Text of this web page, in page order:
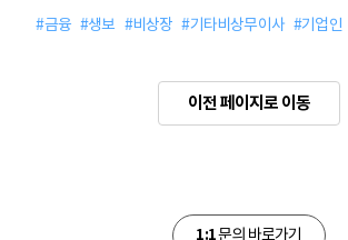
#금융 #생보 #비상장 #기타비상무이사 #기업인
이전 페이지로 이동
1:1문의 바로가기